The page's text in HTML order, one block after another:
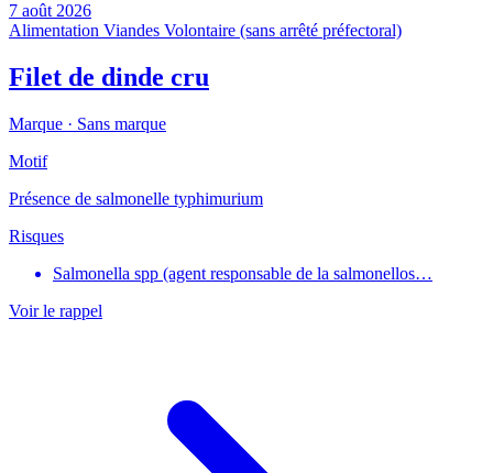
7 août 2026
Alimentation Viandes Volontaire (sans arrêté préfectoral)
Filet de dinde cru
Marque · Sans marque
Motif
Présence de salmonelle typhimurium
Risques
Salmonella spp (agent responsable de la salmonellos…
Voir le rappel